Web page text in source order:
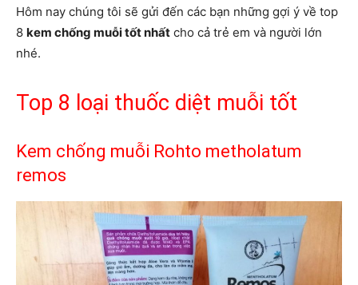
Hôm nay chúng tôi sẽ gửi đến các bạn những gợi ý về top
8 kem chống muỗi tốt nhất cho cả trẻ em và người lớn
nhé.
Top 8 loại thuốc diệt muỗi tốt
Kem chống muỗi Rohto metholatum
remos